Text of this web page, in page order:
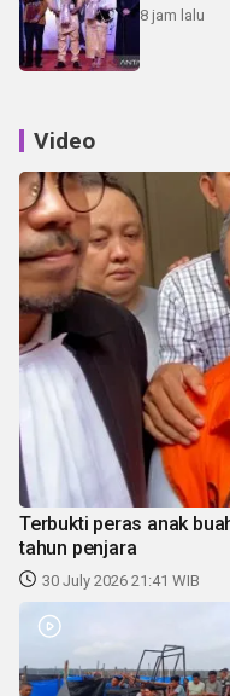
8 jam lalu
Video
Terbukti peras anak
tahun penjara
30 July 2026 21:41 WIB